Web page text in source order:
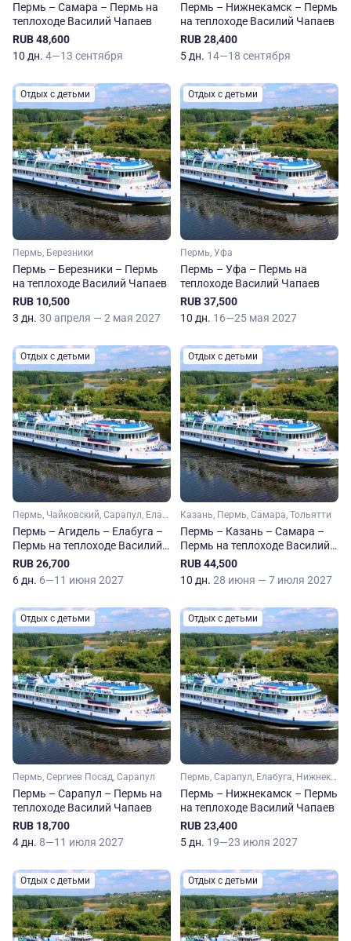
Пермь – Самара – Пермь на
теплоходе Василий Чапаев
RUB 48,600
10 дн. 4—13 сентября
Пермь – Нижнекамск – Пермь
на теплоходе Василий Чапаев
RUB 28,400
5 дн. 14—18 сентября
Отдых с детьми
Пермь, Березники
Пермь – Березники – Пермь
на теплоходе Василий Чапаев
RUB 10,500
3 дн. 30 апреля — 2 мая 2027
Отдых с детьми
Пермь, Уфа
Пермь – Уфа – Пермь на
теплоходе Василий Чапаев
RUB 37,500
10 дн. 16—25 мая 2027
Отдых с детьми
Пермь, Чайковский, Сарапул, Елабуга
Пермь – Агидель – Елабуга –
Пермь на теплоходе Василий
Чапаев
RUB 26,700
6 дн. 6—11 июня 2027
Отдых с детьми
Казань, Пермь, Самара, Тольятти
Пермь – Казань – Самара –
Пермь на теплоходе Василий
Чапаев
RUB 44,500
10 дн. 28 июня — 7 июля 2027
Отдых с детьми
Пермь, Сергиев Посад, Сарапул
Пермь – Сарапул – Пермь на
теплоходе Василий Чапаев
RUB 18,700
4 дн. 8—11 июля 2027
Отдых с детьми
Пермь, Сарапул, Елабуга, Нижнекамск
Пермь – Нижнекамск – Пермь
на теплоходе Василий Чапаев
RUB 23,400
5 дн. 19—23 июля 2027
Отдых с детьми Отдых с детьми